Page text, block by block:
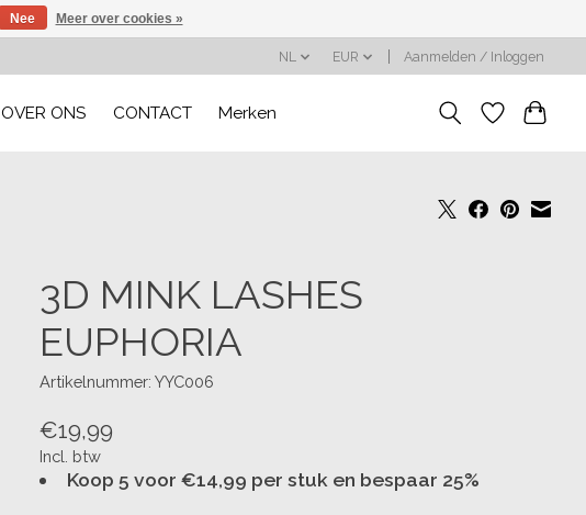
NL EUR Aanmelden / Inloggen
OVER ONS CONTACT Merken
3D MINK LASHES
EUPHORIA
Artikelnummer: YYC006
€19,99
Incl. btw
Koop 5 voor €14,99 per stuk en bespaar 25%
Nee Meer over cookies »